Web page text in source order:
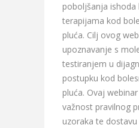
poboljšanja ishoda
terapijama kod
pluća. Cilj ovog
upoznavanje s
testiranjem u
postupku kod
pluća. Ovaj
važnost pravilnog
uzoraka te